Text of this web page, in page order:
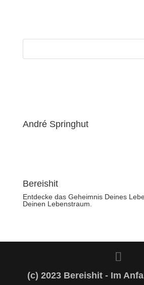
André Springhut
Bereishit
Entdecke das Geheimnis Deines
Deinen Lebenstraum.
(c) 2023 Bereishit - Im